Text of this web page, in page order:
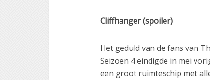
Cliffhanger (spoiler)
Het geduld van de fans van
Seizoen 4 eindigde in mei
een groot ruimteschip met